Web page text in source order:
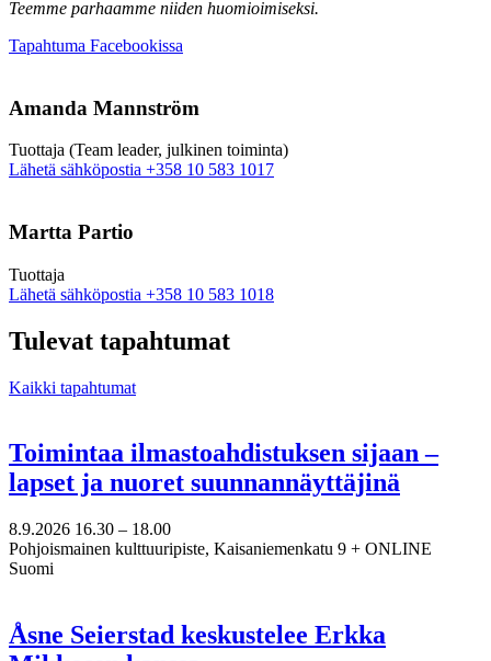
Teemme parhaamme niiden huomioimiseksi.
Tapahtuma Facebookissa
Amanda Mannström
Tuottaja (Team leader, julkinen toiminta)
Lähetä sähköpostia Sänd
+358 10 583 1017
Martta Partio
Tuottaja
Lähetä sähköpostia Sänd
till
martta.partio@nkk.org
+358 10 583 1018
Tulevat tapahtumat
Kaikki tapahtumat
Toimintaa ilmastoahdistuksen sijaan –
lapset ja nuoret suunnannäyttäjinä
8.9.2026 16.30 – 18.00
Pohjoismainen kulttuuripiste, Kaisaniemenkatu 9 + ONLINE
Suomi
Åsne Seierstad keskustelee Erkka